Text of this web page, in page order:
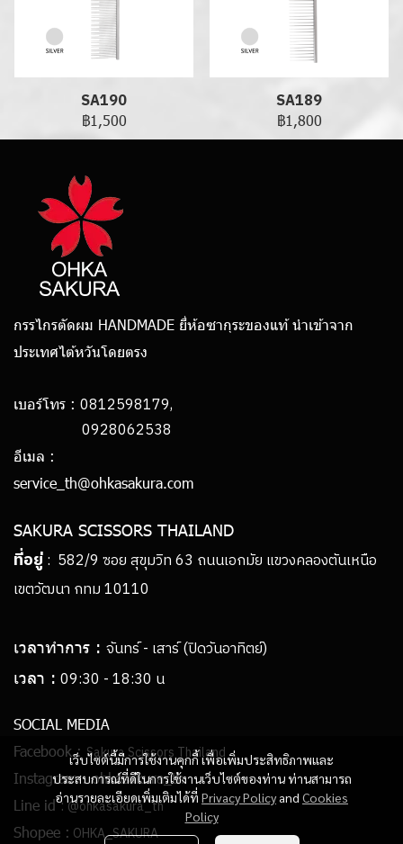
SA190
฿1,500
SA189
฿1,800
เว็บไซต์นี้มีการใช้งานคุกกี้ เพื่อเพิ่มประสิทธิภาพและ
ประสบการณ์ที่ดีในการใช้งานเว็บไซต์ของท่าน ท่านสามารถ
อ่านรายละเอียดเพิ่มเติมได้ที่ Privacy Policy and Cookies
Policy
กรรไกรตัดผม HANDMADE ยี่ห้อซากุระของแท้ นำเข้าจาก
ประเทศไต้หวันโดยตรง
เบอร์โทร : 0812598179,
0928062538
อีเมล :
service_th@ohkasakura.com
SAKURA SCISSORS THAILAND
ที่อยู่: 582/9 ซอย สุขุมวิท 63 ถนนเอกมัย แขวงคลองตันเหนือ
เขตวัฒนา กทม 10110
เวลาทำการ : จันทร์ - เสาร์ (ปิดวันอาทิตย์)
เวลา : 09:30 - 18:30 น
SOCIAL MEDIA
Facebook : Sakura Scissors Thailand
Instagram :ohkasakura_th
Line id:@ohkasakura_th
Shopee : OHKA_SAKURA